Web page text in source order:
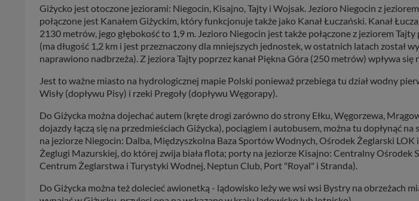
Giżycko jest otoczone jeziorami: Niegocin, Kisajno, Tajty i Wojsak. Jezioro Niegocin z
połączone jest Kanałem Giżyckim, który funkcjonuje także jako Kanał Łuczański. Kanał
2130 metrów, jego głębokość to 1,9 m. Jezioro Niegocin jest także połączone z jeziorem
(ma długość 1,2 km i jest przeznaczony dla mniejszych jednostek, w ostatnich latach został
naprawiono nadbrzeża). Z jeziora Tajty poprzez kanał Piękna Góra (250 metrów) wpływa się
Jest to ważne miasto na hydrologicznej mapie Polski ponieważ przebiega tu dział wodny
Wisły (dopływu Pisy) i rzeki Pregoły (dopływu Węgorapy).
Do Giżycka można dojechać autem (kręte drogi zarówno do strony Ełku, Węgorzewa,
dojazdy łączą się na przedmieściach Giżycka), pociągiem i autobusem, można tu dopłynąć
na jeziorze Niegocin: Dalba, Międzyszkolna Baza Sportów Wodnych, Ośrodek Żeglarski
Żeglugi Mazurskiej, do której zwija biała flota; porty na jeziorze Kisajno: Centralny Ośrodek
Centrum Żeglarstwa i Turystyki Wodnej, Neptun Club, Port "Royal" i Stranda).
Do Giżycka można też dolecieć awionetką - lądowisko leży we wsi wsi Bystry na obrzeżach